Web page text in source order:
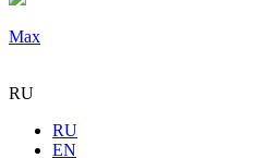
Max
RU
RU
EN